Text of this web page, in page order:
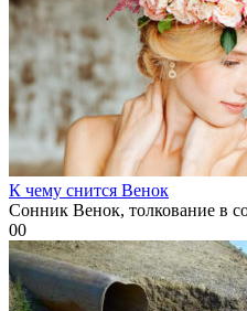
К чему снится Венок
Сонник Венок, толкование в
00